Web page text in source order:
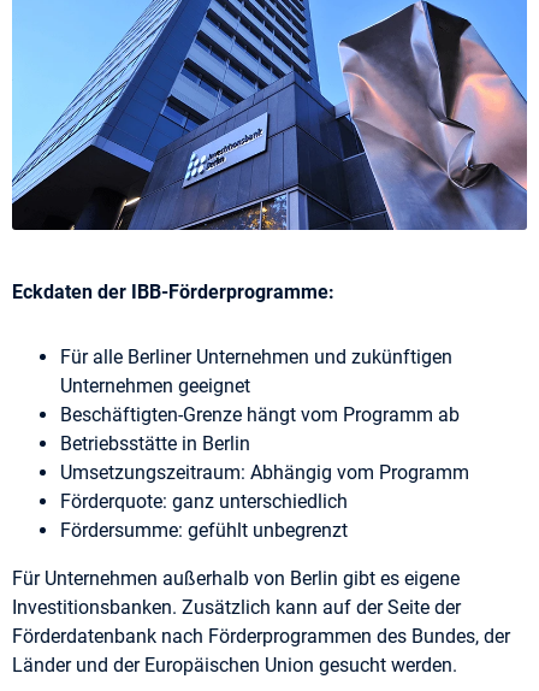
Eckdaten der IBB-Förderprogramme:
Für alle Berliner Unternehmen und zukünftigen
Unternehmen geeignet
Beschäftigten-Grenze hängt vom Programm ab
Betriebsstätte in Berlin
Umsetzungszeitraum: Abhängig vom Programm
Förderquote: ganz unterschiedlich
Fördersumme: gefühlt unbegrenzt
Für Unternehmen außerhalb von Berlin gibt es eigene
Investitionsbanken. Zusätzlich kann auf der Seite der
Förderdatenbank nach Förderprogrammen des Bundes, der
Länder und der Europäischen Union gesucht werden.